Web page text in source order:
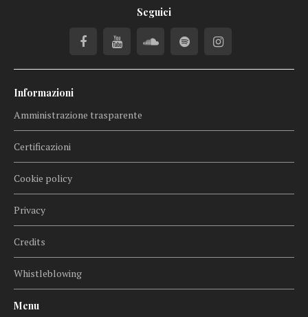
Seguici
Informazioni
Amministrazione trasparente
Certificazioni
Cookie policy
Privacy
Credits
Whistleblowing
Menu